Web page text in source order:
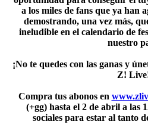
a los miles de fans que ya han
demostrando, una vez más,
ineludible en el calendario de
nuestro
¡No te quedes con las ganas y
Z!
Compra tus abonos en
(+gg) hasta el 2 de abril a las
sociales para estar al tanto